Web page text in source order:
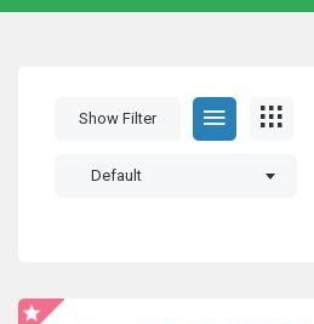
Show Filter
Default